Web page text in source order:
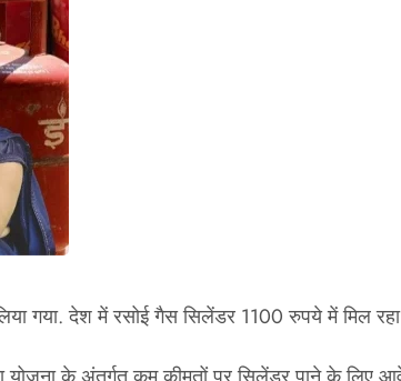
गया. देश में रसोई गैस सिलेंडर 1100 रुपये में मिल